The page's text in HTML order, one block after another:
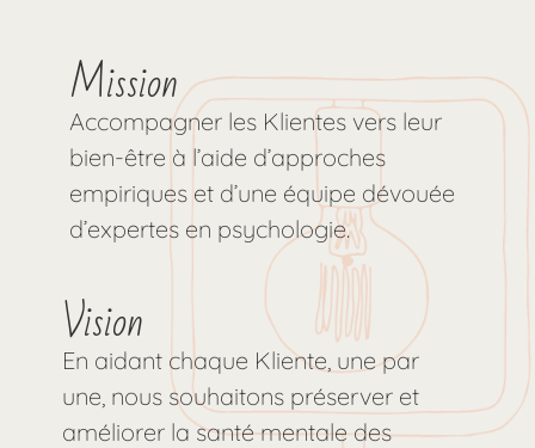
Mission
Accompagner les Klientes vers leur
bien-être à l’aide d’approches
empiriques et d’une équipe dévouée
d’expertes en psychologie.
Vision
En aidant chaque Kliente, une par
une, nous souhaitons préserver et
améliorer la santé mentale des